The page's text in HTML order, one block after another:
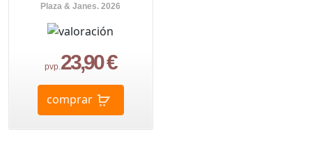
Plaza & Janes. 2026
pvp.23,90 €
comprar